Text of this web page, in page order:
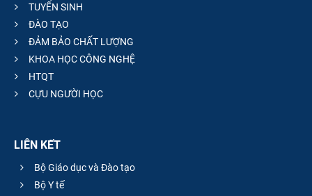
TUYỂN SINH
ĐÀO TẠO
ĐẢM BẢO CHẤT LƯỢNG
KHOA HỌC CÔNG NGHỆ
HTQT
CỰU NGƯỜI HỌC
LIÊN KẾT
Bộ Giáo dục và Đào tạo
Bộ Y tế